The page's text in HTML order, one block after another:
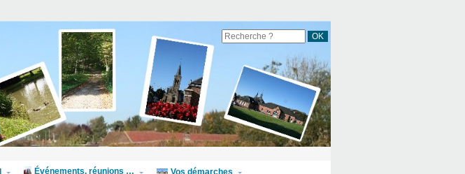
Événements, réunions … Vos démarches